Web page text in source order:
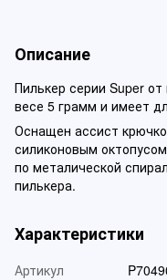
Описание
Пилькер серии Super
весе 5 грамм и имеет
Оснащен ассист
силиконовым
по металической
пилькера.
Характеристики
Артикул